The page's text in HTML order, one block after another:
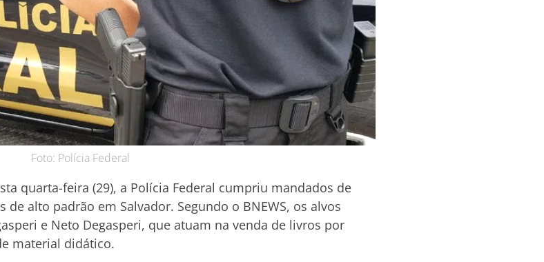
Foto: Polícia Federal
quarta-feira (29), a Polícia Federal cumpriu mandados de
alto padrão em Salvador. Segundo o BNEWS, os alvos
e Neto Degasperi, que atuam na venda de livros por
material didático.